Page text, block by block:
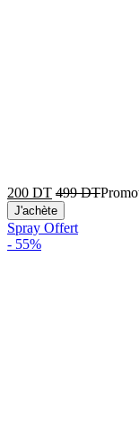
200 DT 499DT
J'achète
Spray Offert
- 55%